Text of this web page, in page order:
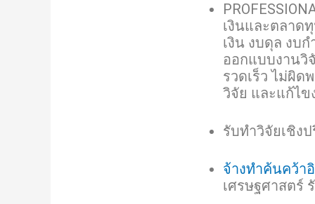
เงินและตลาด
เงิน งบดุล งบ
ออกแบบงานวิ
รวดเร็ว ไม่ผิ
วิจัย และแก้ไ
รับทำวิจัยเชิง
จ้างทำค้นคว้า
เศรษฐศาสตร์